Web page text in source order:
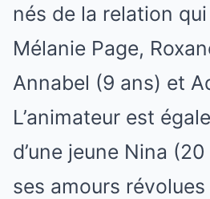
nés de la relation
Mélanie Page,
Annabel (9 ans) et
L’animateur est
d’une jeune Nina
ses amours